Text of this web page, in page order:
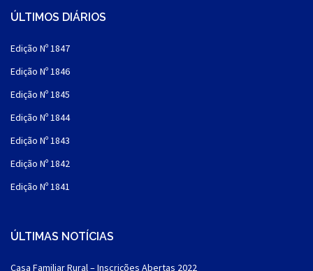
ÚLTIMOS DIÁRIOS
Edição Nº 1847
Edição Nº 1846
Edição Nº 1845
Edição Nº 1844
Edição Nº 1843
Edição Nº 1842
Edição Nº 1841
ÚLTIMAS NOTÍCIAS
Casa Familiar Rural – Inscrições Abertas 2022